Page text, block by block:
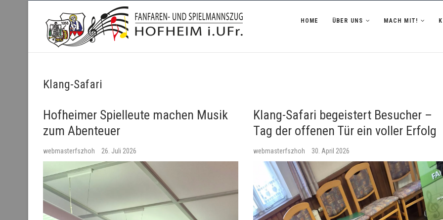
Fanfaren- und Spielmannszug Hofheim i.UFr.
HOME ÜBER UNS MACH MIT!
Klang-Safari
Hofheimer Spielleute machen Musik
zum Abenteuer
webmasterfszhoh 26. Juli 2026
Klang-Safari begeistert Besucher –
Tag der offenen Tür ein voller Erfolg
webmasterfszhoh 30. April 2026